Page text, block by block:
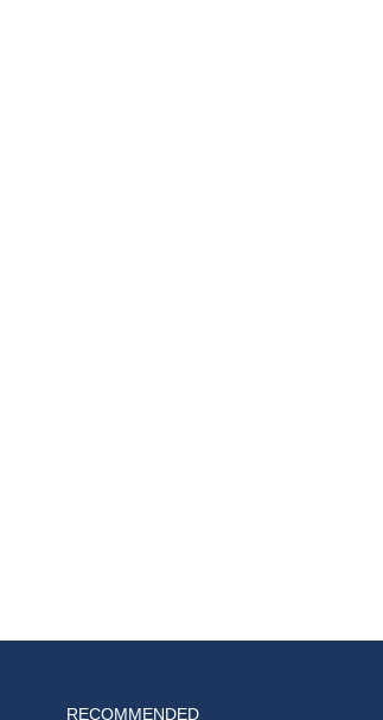
RECOMMENDED